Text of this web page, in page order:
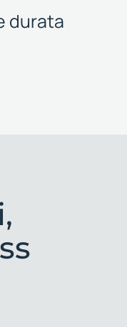
durata